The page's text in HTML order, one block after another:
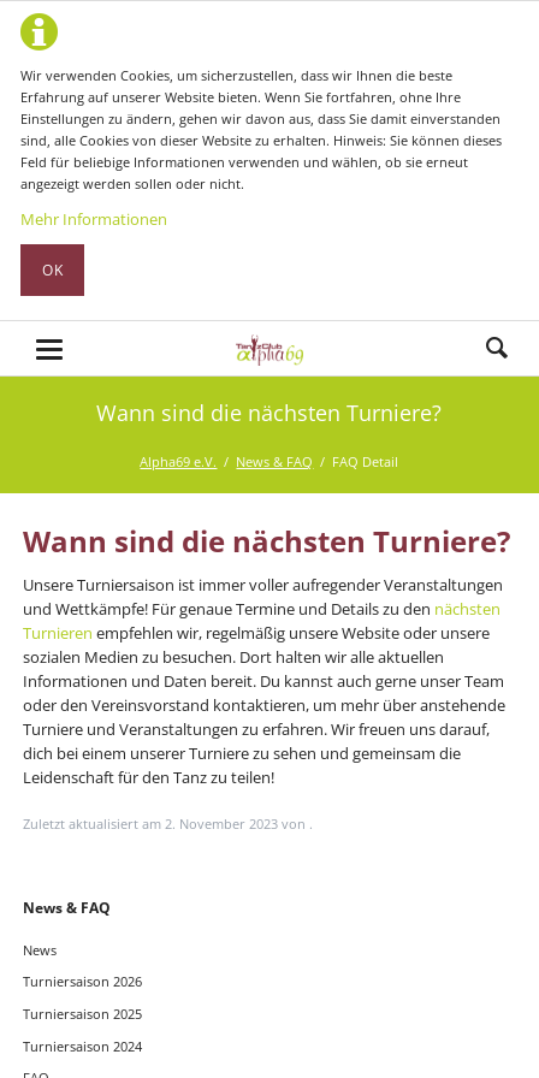
Wir verwenden Cookies, um sicherzustellen, dass wir Ihnen die beste
Erfahrung auf unserer Website bieten. Wenn Sie fortfahren, ohne Ihre
Einstellungen zu ändern, gehen wir davon aus, dass Sie damit einverstanden
sind, alle Cookies von dieser Website zu erhalten. Hinweis: Sie können dieses
Feld für beliebige Informationen verwenden und wählen, ob sie erneut
angezeigt werden sollen oder nicht.
Mehr Informationen
OK
Wann sind die nächsten Turniere?
Alpha69 e.V. News & FAQ FAQ Detail
Wann sind die nächsten Turniere?
Unsere Turniersaison ist immer voller aufregender Veranstaltungen
und Wettkämpfe! Für genaue Termine und Details zu den nächsten
Turnieren empfehlen wir, regelmäßig unsere Website oder unsere
sozialen Medien zu besuchen. Dort halten wir alle aktuellen
Informationen und Daten bereit. Du kannst auch gerne unser Team
oder den Vereinsvorstand kontaktieren, um mehr über anstehende
Turniere und Veranstaltungen zu erfahren. Wir freuen uns darauf,
dich bei einem unserer Turniere zu sehen und gemeinsam die
Leidenschaft für den Tanz zu teilen!
Zuletzt aktualisiert am 2. November 2023 von .
Navigation
News & FAQ
News
Turniersaison 2026
Turniersaison 2025
Turniersaison 2024